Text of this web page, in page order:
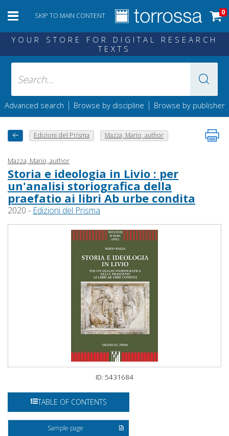
SKIP TO MAIN CONTENT 0
YOUR STORE FOR DIGITAL RESEARCH
TEXTS
Advanced search | Browse by discipline | Browse by publisher
Edizioni del Prisma Mazza, Mario, author
Mazza, Mario, author
Storia e ideologia in Livio : per
un'analisi storiografica della
praefatio ai libri Ab urbe condita
2020 - Edizioni del Prisma
ID: 5431684
TABLE OF CONTENTS
Sample page